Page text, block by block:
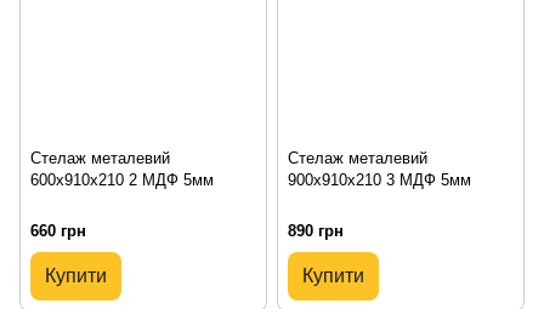
Стелаж металевий
600х910х210 2 МДФ 5мм
660 грн
Купити
Стелаж металевий
900х910х210 3 МДФ 5мм
890 грн
Купити